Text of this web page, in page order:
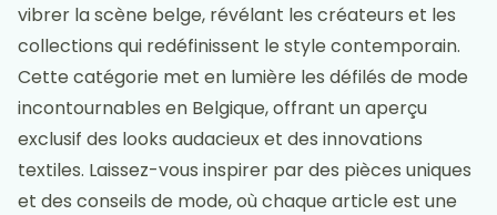
vibrer la scène belge, révélant les créateurs et les
collections qui redéfinissent le style contemporain.
Cette catégorie met en lumière les défilés de mode
incontournables en Belgique, offrant un aperçu
exclusif des looks audacieux et des innovations
textiles. Laissez-vous inspirer par des pièces uniques
et des conseils de mode, où chaque article est une